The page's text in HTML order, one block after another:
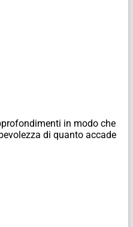
in modo che
di quanto accade